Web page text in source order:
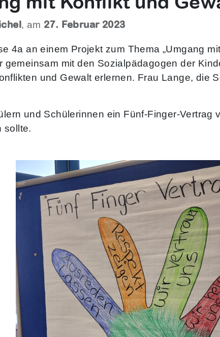
, am 27. Februar 2023
4a an einem Projekt zum Thema „Umgang
gemeinsam mit den Sozialpädagogen der
und Gewalt erlernen. Frau Lange, die
und Schülerinnen ein Fünf-Finger-Vertrag
sollte.